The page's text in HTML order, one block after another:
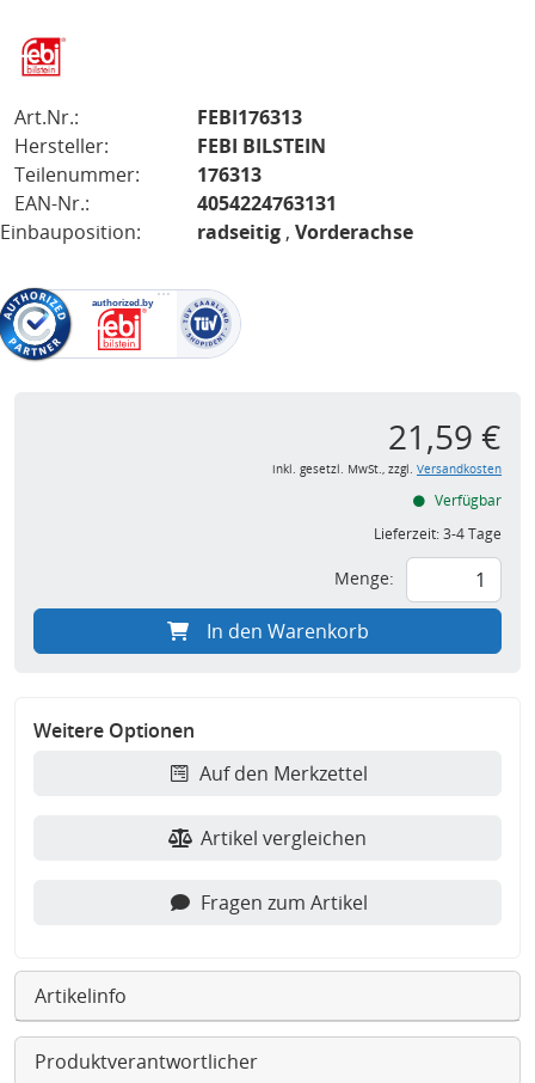
Art.Nr.:
FEBI176313
Hersteller:
FEBI BILSTEIN
Teilenummer:
176313
EAN-Nr.:
4054224763131
Einbauposition:
radseitig ,Vorderachse
21,59 €
inkl. gesetzl. MwSt., zzgl. Versandkosten
Verfügbar
Lieferzeit:3-4 Tage
Menge:
In den Warenkorb
Weitere Optionen
Auf den Merkzettel
Artikel vergleichen
Fragen zum Artikel
Artikelinfo
Produktverantwortlicher